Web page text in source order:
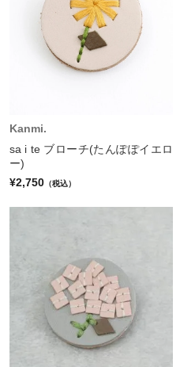
Kanmi.
sa i te ブローチ(たんぽぽイエロ
ー)
¥2,750 （税込）